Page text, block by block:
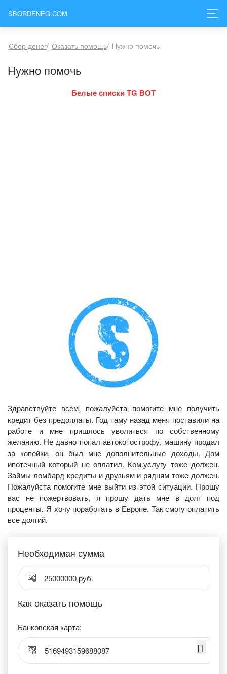
SBORDENEG.COM
Сбор денег/ Оказать помощь/ Нужно помочь
Нужно помочь
Белые списки TG BOT
Здравствуйте всем, пожалуйста помогите мне получить
кредит без предоплаты. Год таму назад меня поставили на
работе и мне пришлось уволиться по собственному
желанию. Не давно попал автокотострофу, машину продал
за копейки, он был мне дополнительные доходы. Дом
ипотечный который не оплатил. Ком.услугу тоже должен.
Займы ломбард кредиты и друзьям и рядням тоже должен.
Пожалуйста помогите мне выйти из этой ситуации. Прошу
вас не пожертвовать, я прошу дать мне в долг под
проценты. Я хочу поработать в Европе. Так смогу оплатить
все долгий.
Необходимая сумма
25000000 руб.
Как оказать помощь
Банковская карта:
5169493159688087